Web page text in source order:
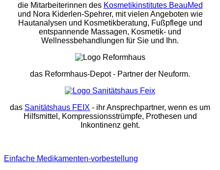
die Mitarbeiterinnen des Kosmetikinstitutes BeauMed
und Nora Kiderlen-Spehrer, mit vielen Angeboten wie
Hautanalysen und Kosmetikberatung, Fußpflege und
entspannende Massagen, Kosmetik- und
Wellnessbehandlungen für Sie und Ihn.
das Reformhaus-Depot- Partner der Neuform.
das Sanitätshaus FEIX - ihr Ansprechpartner, wenn es um
Hilfsmittel, Kompressionsstrümpfe, Prothesen und
Inkontinenz geht.
Einfache Medikamenten-vorbestellung